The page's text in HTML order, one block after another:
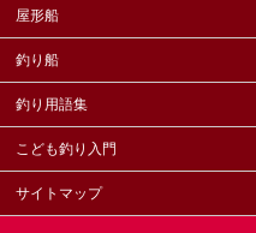
屋形船
釣り船
釣り用語集
こども釣り入門
サイトマップ